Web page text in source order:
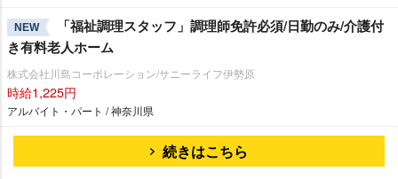
NEW
「福祉調理スタッフ」調理師免許必須/日勤のみ/介護付
き有料老人ホーム
株式会社川島コーポレーション/サニーライフ伊勢原
時給1,225円
アルバイト・パート / 神奈川県
続きはこちら